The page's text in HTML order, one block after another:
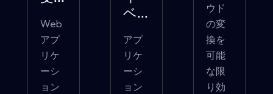
Web
アプ
リケ
ーシ
ョン
ベ...
アプ
リケ
ーシ
ョン
ウド
の変
換を
可能
な限
り効